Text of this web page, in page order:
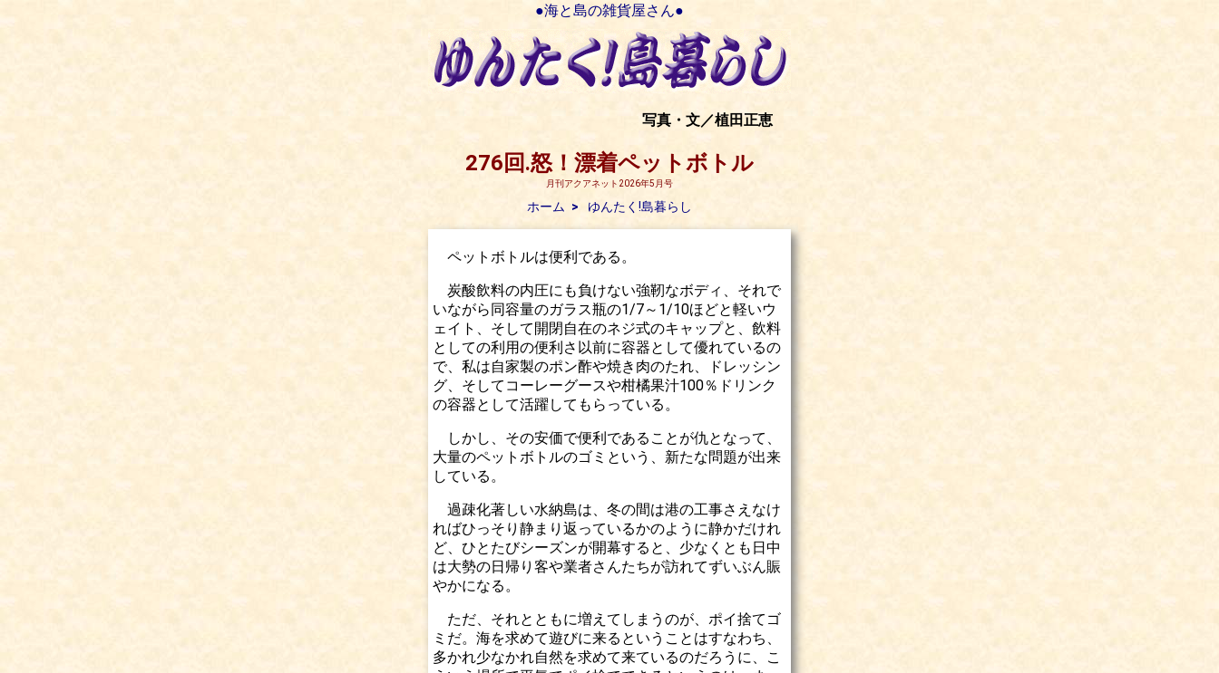
●海と島の雑貨屋さん●
写真・文／植田正恵
276回.怒！漂着ペットボトル
月刊アクアネット2026年5月号
ホーム ゆんたく!島暮らし
ペットボトルは便利である。
炭酸飲料の内圧にも負けない強靭なボディ、それで
いながら同容量のガラス瓶の1/7～1/10ほどと軽いウ
ェイト、そして開閉自在のネジ式のキャップと、飲料
としての利用の便利さ以前に容器として優れているの
で、私は自家製のポン酢や焼き肉のたれ、ドレッシン
グ、そしてコーレーグースや柑橘果汁100％ドリンク
の容器として活躍してもらっている。
しかし、その安価で便利であることが仇となって、
大量のペットボトルのゴミという、新たな問題が出来
している。
過疎化著しい水納島は、冬の間は港の工事さえなけ
ればひっそり静まり返っているかのように静かだけれ
ど、ひとたびシーズンが開幕すると、少なくとも日中
は大勢の日帰り客や業者さんたちが訪れてずいぶん賑
やかになる。
ただ、それとともに増えてしまうのが、ポイ捨てゴ
ミだ。海を求めて遊びに来るということはすなわち、
多かれ少なかれ自然を求めて来ているのだろうに、こ